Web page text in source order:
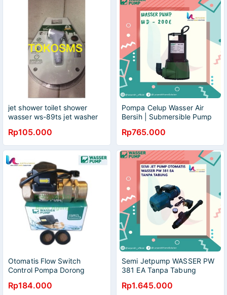
jet shower toilet shower
wasser ws-89ts jet washer
Rp105.000
Pompa Celup Wasser Air
Bersih | Submersible Pump
Rp765.000
Otomatis Flow Switch
Control Pompa Dorong
Rp184.000
Semi Jetpump WASSER PW
381 EA Tanpa Tabung
Rp1.645.000